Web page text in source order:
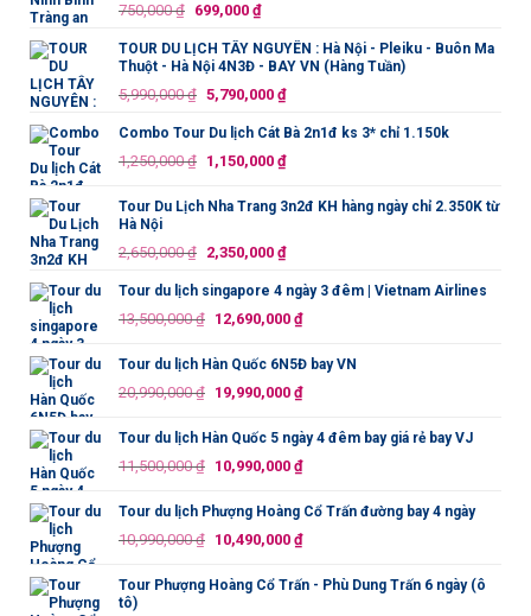
750,000₫ Giá
là:
750,000 ₫.
699,000 ₫Giá
tại
699,000 ₫.
TOUR DU LỊCH TÂY NGUYÊN : Hà Nội - Pleiku - Buôn Ma
Thuột - Hà Nội 4N3Đ - BAY VN (Hàng Tuần)
5,990,000₫ Giá
là:
5,990,000 ₫.
5,790,000 ₫Giá
tại
là:
Combo Tour Du lịch Cát Bà 2n1đ ks 3* chỉ 1.150k
1,250,000₫ Giá
là:
1,150,000 ₫Giá
tại
1,150,000 ₫.
Tour Du Lịch Nha Trang 3n2đ KH hàng ngày chỉ 2.350K từ
Hà Nội
2,650,000₫ Giá
là:
2,650,000 ₫.
2,350,000 ₫Giá
tại
là:
Tour du lịch singapore 4 ngày 3 đêm | Vietnam Airlines
13,500,000₫ Giá
là:
13,500,000 ₫.
12,690,000 ₫Giá
tại
là:
Tour du lịch Hàn Quốc 6N5Đ bay VN
20,990,000₫ Giá
là:
20,990,000 ₫.
19,990,000 ₫Giá
tại
là:
Tour du lịch Hàn Quốc 5 ngày 4 đêm bay giá rẻ bay VJ
11,500,000₫ Giá
là:
11,500,000 ₫.
10,990,000 ₫Giá
tại
là:
Tour du lịch Phượng Hoàng Cổ Trấn đường bay 4 ngày
10,990,000₫ Giá
là:
10,490,000 ₫Giá
tại
Tour Phượng Hoàng Cổ Trấn - Phù Dung Trấn 6 ngày (ô
tô)